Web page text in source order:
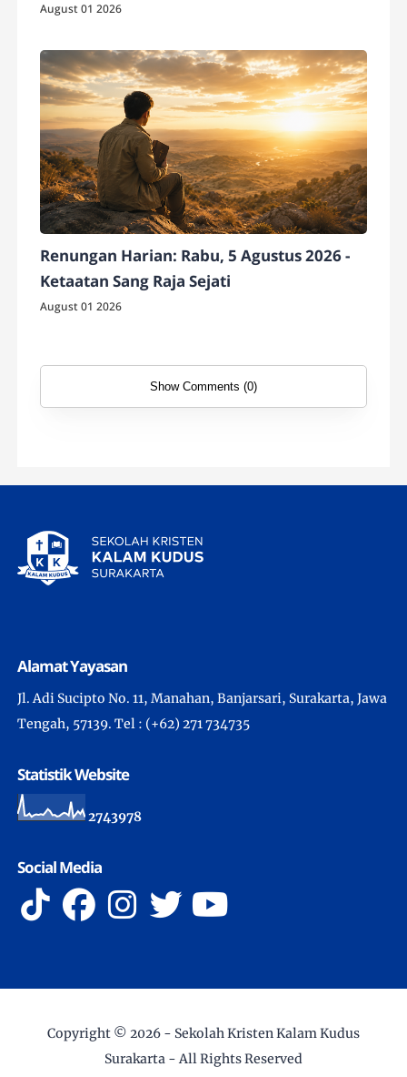
August 01 2026
Renungan Harian: Rabu, 5 Agustus 2026 -
Ketaatan Sang Raja Sejati
August 01 2026
Show Comments (0)
Alamat Yayasan
Jl. Adi Sucipto No. 11, Manahan, Banjarsari, Surakarta, Jawa
Tengah, 57139. Tel : (+62) 271 734735
Statistik Website
2743978
Social Media
Copyright © 2026 - Sekolah Kristen Kalam Kudus
Surakarta - All Rights Reserved